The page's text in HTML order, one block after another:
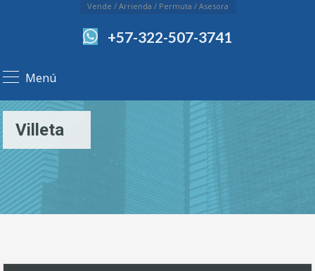
Vende / Arrienda / Permuta / Asesora
+57-322-507-3741
Menú
Villeta